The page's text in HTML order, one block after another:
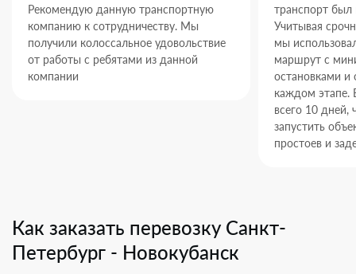
Рекомендую данную транспортную
компанию к сотрудничеству. Мы
получили колоссальное удовольствие
от работы с ребятами из данной
компании
транспорт был
Учитывая
мы
маршрут с
остановками и
каждом этапе.
всего 10 дней,
запустить
простоев и
Как заказать перевозку Санкт-
Петербург - Новокубанск